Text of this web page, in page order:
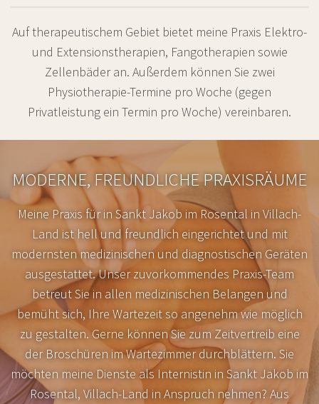
Auf therapeutischem Gebiet bietet meine Praxis Elektro-
und Extensionstherapien, Fangotherapien sowie
Zellenbäder an. Außerdem können Sie zwei
Physiotherapie-Termine pro Woche (gegen
Privatleistung ein Termin pro Woche) vereinbaren.
MODERNE, FREUNDLICHE PRAXISRÄUME
Meine Praxis für in Sankt Jakob im Rosental in Villach-
Land ist hell und freundlich eingerichtet und mit
modernsten medizinischen und diagnostischen Geräten
ausgestattet. Unser zuvorkommendes Praxis-Team
betreut Sie in allen medizinischen Belangen und
bemüht sich, Ihre Wartezeit so angenehm wie möglich
zu gestalten. Gerne können Sie zum Zeitvertreib eine
der Broschüren im Wartezimmer durchblättern. Sie
möchten meine Dienste als Internistin in Sankt Jakob im
Rosental, Villach-Land in Anspruch nehmen? Aus